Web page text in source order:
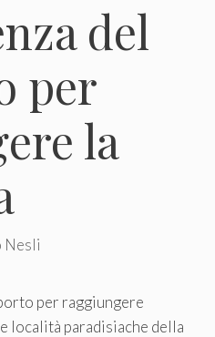
del
per
la
Nesli
per raggiungere
località paradisiache della